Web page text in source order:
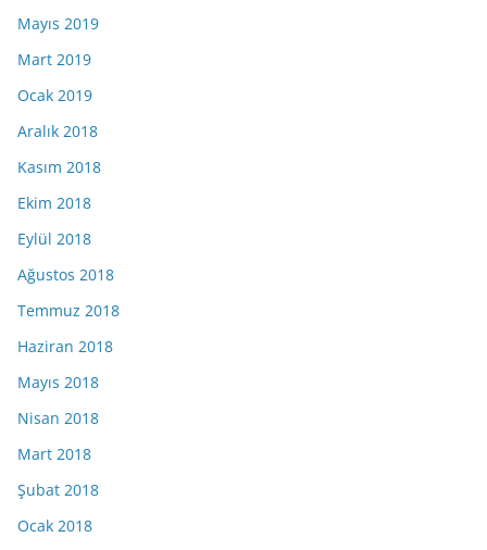
Mayıs 2019
Mart 2019
Ocak 2019
Aralık 2018
Kasım 2018
Ekim 2018
Eylül 2018
Ağustos 2018
Temmuz 2018
Haziran 2018
Mayıs 2018
Nisan 2018
Mart 2018
Şubat 2018
Ocak 2018